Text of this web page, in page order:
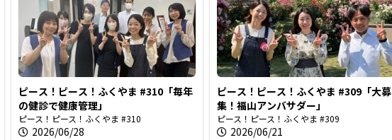
ピース！ピース！ふくやま #310「毎年
の健診で健康管理」
ピース！ピース！ふくやま #310
2026/06/28
ピース！ピース！ふくやま #309「大募
集！福山アンバサダー」
ピース！ピース！ふくやま #309
2026/06/21